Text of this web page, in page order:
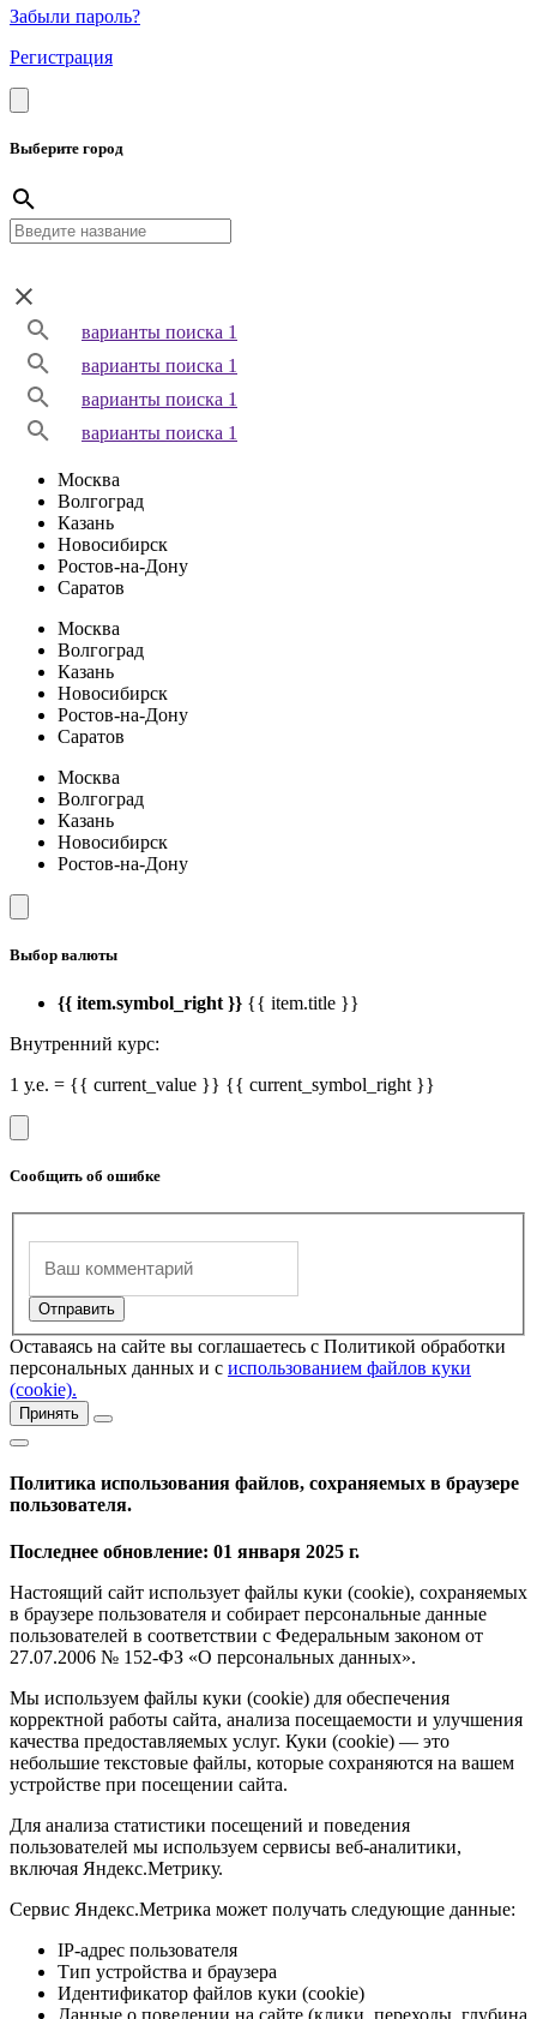
Забыли пароль?
Регистрация
Выберите город
варианты поиска 1
варианты поиска 1
варианты поиска 1
варианты поиска 1
Москва
Волгоград
Казань
Новосибирск
Ростов-на-Дону
Саратов
Москва
Волгоград
Казань
Новосибирск
Ростов-на-Дону
Саратов
Москва
Волгоград
Казань
Новосибирск
Ростов-на-Дону
Выбор валюты
{{ item.symbol_right }} {{ item.title }}
Внутренний курс:
1 у.е. = {{ current_value }} {{ current_symbol_right }}
Сообщить об ошибке
Оставаясь на сайте вы соглашаетесь с Политикой обработки
персональных данных и с использованием файлов куки
(cookie).
Принять
Политика использования файлов, сохраняемых в браузере
пользователя.
Последнее обновление: 01 января 2025 г.
Настоящий сайт использует файлы куки (cookie), сохраняемых
в браузере пользователя и собирает персональные данные
пользователей в соответствии с Федеральным законом от
27.07.2006 № 152-ФЗ «О персональных данных».
Мы используем файлы куки (cookie) для обеспечения
корректной работы сайта, анализа посещаемости и улучшения
качества предоставляемых услуг. Куки (cookie) — это
небольшие текстовые файлы, которые сохраняются на вашем
устройстве при посещении сайта.
Для анализа статистики посещений и поведения
пользователей мы используем сервисы веб-аналитики,
включая Яндекс.Метрику.
Сервис Яндекс.Метрика может получать следующие данные:
IP-адрес пользователя
Тип устройства и браузера
Идентификатор файлов куки (cookie)
Данные о поведении на сайте (клики, переходы, глубина